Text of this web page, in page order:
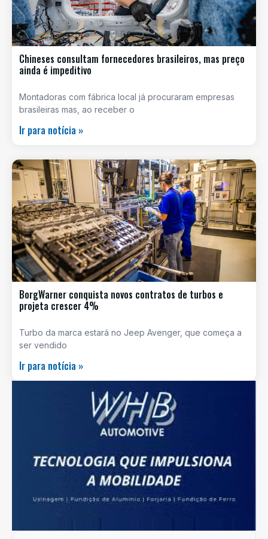
Chineses consultam fornecedores brasileiros, mas preço
ainda é impeditivo
Montadoras com fábrica local já procuraram empresas
brasileiras mas, ao receber o
Ir para notícia »
BorgWarner conquista novos contratos de turbos e
projeta crescer 4%
Turbo da marca estará no Jeep Avenger, que começa a
ser vendido
Ir para notícia »